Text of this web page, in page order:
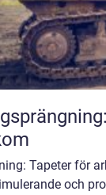
Tapeter för
och